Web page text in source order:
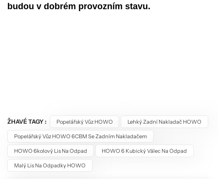
budou v dobrém provozním stavu.
ŽHAVÉ TAGY : Popelářský Vůz HOWO Lehký Zadní Nakladač HOWO
Popelářský Vůz HOWO 6CBM Se Zadním Nakladačem
HOWO 6kolový Lis Na Odpad HOWO 6 Kubický Válec Na Odpad
Malý Lis Na Odpadky HOWO